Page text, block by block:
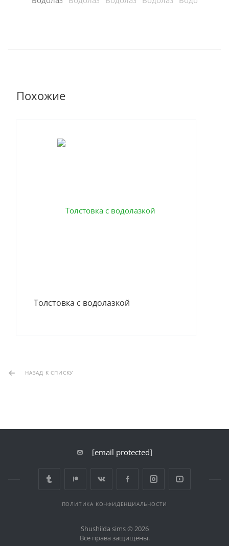
Похожие
Толстовка с водолазкой
НАЗАД К СПИСКУ
[email protected]
ПОЛИТИКА КОНФИДЕНЦИАЛЬНОСТИ
Shushilda sims © 2026
Все права защищены.